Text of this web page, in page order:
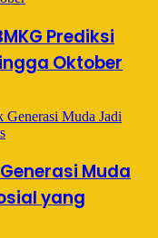
Prediksi
Oktober
Muda
yang